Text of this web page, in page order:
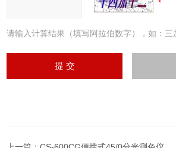
请输入计算结果（填写阿拉伯数字），如：三